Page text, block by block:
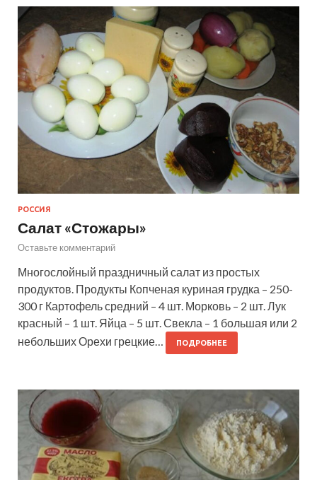
РОССИЯ
Салат «Стожары»
Оставьте комментарий
Многослойный праздничный салат из простых
продуктов. Продукты Копченая куриная грудка – 250-
300 г Картофель средний – 4 шт. Морковь – 2 шт. Лук
красный – 1 шт. Яйца – 5 шт. Свекла – 1 большая или 2
небольших Орехи грецкие…
ПОДРОБНЕЕ